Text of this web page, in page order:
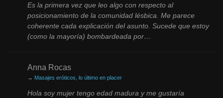
Es la primera vez que leo algo con respecto al
posicionamiento de la comunidad lésbica. Me parece
coherente cada explicación del asunto. Sucede que estoy
(como la mayoría) bombardeada por…
Anna Rocas
→ Masajes eróticos, lo último en placer
Hola soy mujer tengo edad madura y me gustaría